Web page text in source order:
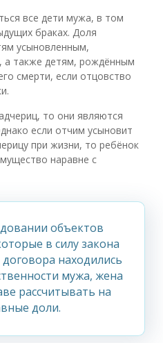
все дети мужа, в том
браках. Доля
усыновленным,
а также детям, рождённым
смерти, если отцовство
то они являются
если отчим усыновит
при жизни, то ребёнок
наравне с
объектов
в силу закона
находились
мужа, жена
рассчитывать на
доли.